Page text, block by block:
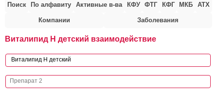
Поиск По алфавиту Активные в-ва КФУ ФТГ КФГ МКБ АТХ
Компании Заболевания
Виталипид Н детский взаимодействие